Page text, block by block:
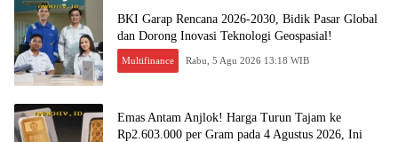
BKI Garap Rencana 2026-2030, Bidik Pasar Global
dan Dorong Inovasi Teknologi Geospasial!
Multifinance Rabu, 5 Agu 2026 13:18 WIB
Emas Antam Anjlok! Harga Turun Tajam ke
Rp2.603.000 per Gram pada 4 Agustus 2026, Ini